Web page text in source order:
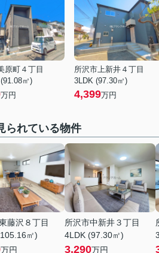
原町４丁目
㎡)
万円
所沢市上新井４丁目
3LDK (97.30㎡)
4,399万円
られている物件
藤沢８丁目
㎡)
万円
所沢市中新井３丁目
4LDK (97.30㎡)
3,290万円